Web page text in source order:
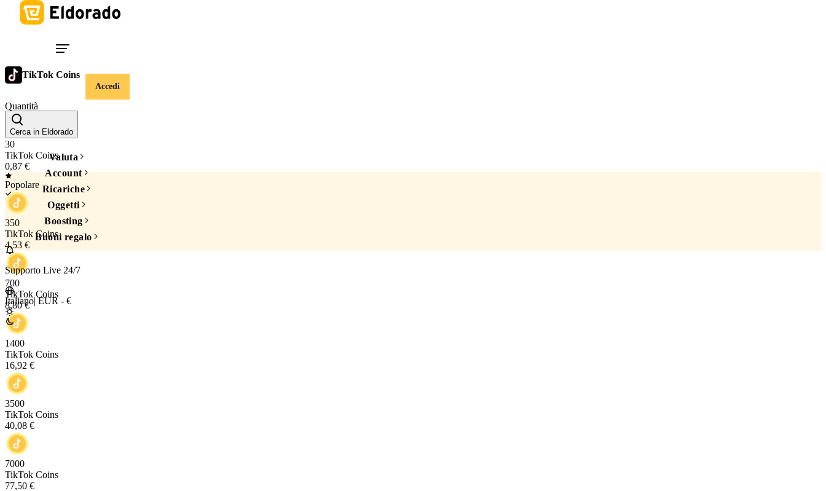
Accedi
Cerca in Eldorado
Valuta
Account
Ricariche
Oggetti
Boosting
Buoni regalo
Supporto Live 24/7
Italiano| EUR - €
TikTok Coins
Quantità
30
TikTok Coins
0,87 €
Popolare
350
TikTok Coins
4,53 €
700
TikTok Coins
8,80 €
1400
TikTok Coins
16,92 €
3500
TikTok Coins
40,08 €
7000
TikTok Coins
77,50 €